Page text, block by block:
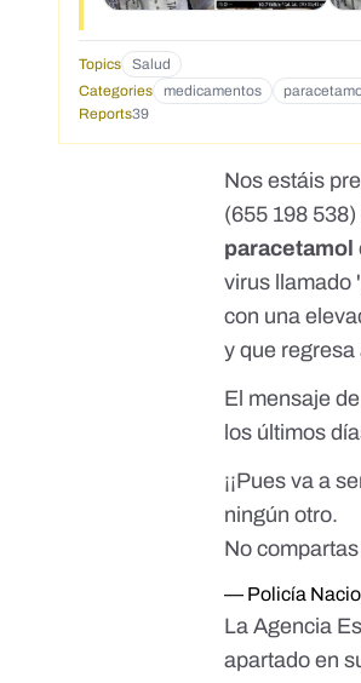
Topics Salud
Categories
medicamentos
Reports39
Nos estáis
(655 198
paracetamol
virus llamado '
con una
y que
El mensaje
los últimos
¡¡Pues va a
ningún otro.
No
— Policía
La Agencia
apartado en